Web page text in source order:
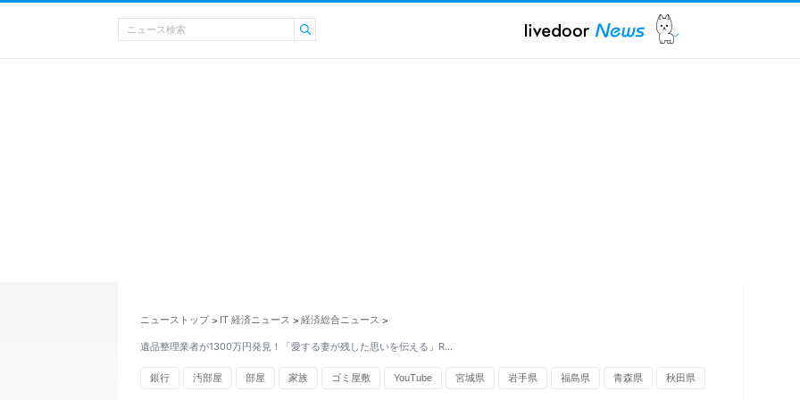
ニューストップ > IT 経済ニュース > 経済総合ニュース >
遺品整理業者が1300万円発見！「愛する妻が残した思いを伝える」R…
銀行 汚部屋 部屋 家族 ゴミ屋敷 YouTube 宮城県 岩手県 福島県 青森県 秋田県